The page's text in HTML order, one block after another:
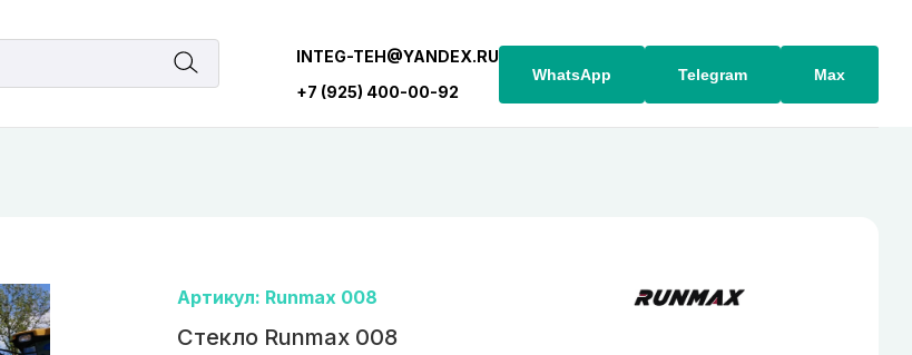
INTEG-TEH@YANDEX.RU
+7 (925) 400-00-92
WhatsApp Telegram Max
Артикул: Runmax 008
Стекло Runmax 008